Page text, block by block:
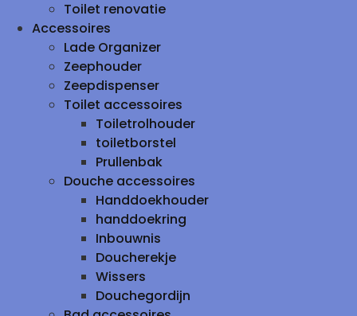
Toilet renovatie
Accessoires
Lade Organizer
Zeephouder
Zeepdispenser
Toilet accessoires
Toiletrolhouder
toiletborstel
Prullenbak
Douche accessoires
Handdoekhouder
handdoekring
Inbouwnis
Doucherekje
Wissers
Douchegordijn